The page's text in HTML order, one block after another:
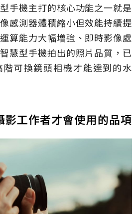
手機主打的核心功能之一就是
感測器體積縮小但效能持續提
算能力大幅增強、即時影像處
慧型手機拍出的照片品質，已
可換鏡頭相機才能達到的水
影工作者才會使用的品項